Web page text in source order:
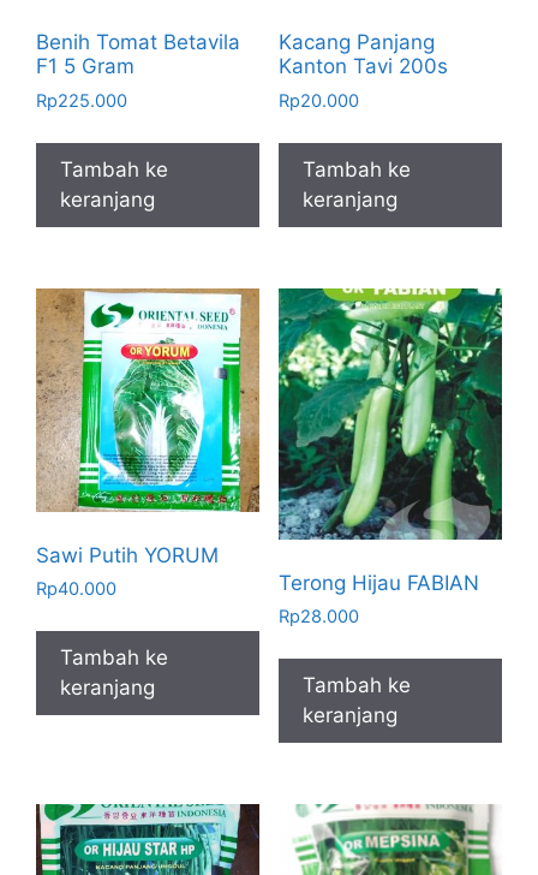
Benih Tomat Betavila
F1 5 Gram
Rp225.000
Tambah ke
keranjang
Kacang Panjang
Kanton Tavi 200s
Rp20.000
Tambah ke
keranjang
Sawi Putih YORUM
Rp40.000
Tambah ke
keranjang
Terong Hijau FABIAN
Rp28.000
Tambah ke
keranjang